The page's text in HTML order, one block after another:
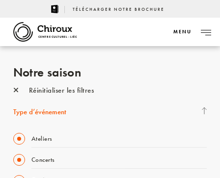
TÉLÉCHARGER NOTRE BROCHURE
CENTRE CULTUREL - LIÈGE
MENU
Notre saison
Réinitialiser les filtres
Type d’événement
Ateliers
Concerts